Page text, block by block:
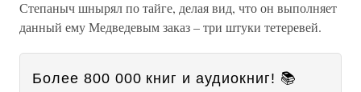
Степаныч шнырял по тайге, делая вид, что он выполняет
данный ему Медведевым заказ – три штуки тетеревей.
Более 800 000 книг и аудиокниг! 📚